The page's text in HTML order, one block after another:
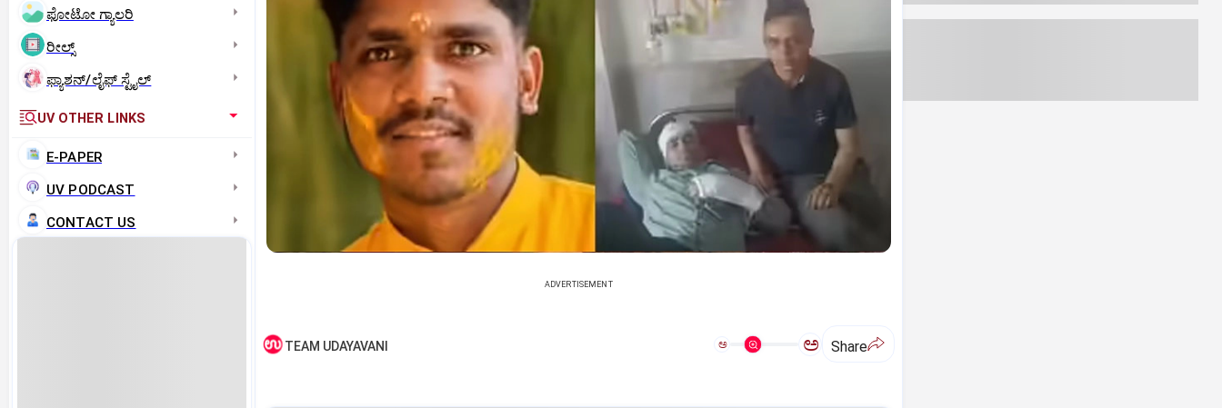
ಫೋಟೋ ಗ್ಯಾಲರಿ
ರೀಲ್ಸ್
ಫ್ಯಾಶನ್/ಲೈಫ್‌ ಸ್ಟೈಲ್
UV OTHER LINKS
E-PAPER
UV PODCAST
CONTACT US
ADVERTISEMENT
TEAM UDAYAVANI ಅ ಅ Share